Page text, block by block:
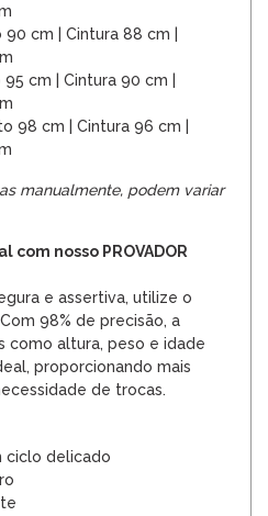
90 cm | Cintura 88 cm |
95 cm | Cintura 90 cm |
98 cm | Cintura 96 cm |
manualmente, podem variar
com nosso PROVADOR
e assertiva, utilize o
98% de precisão, a
como altura, peso e idade
proporcionando mais
de trocas.
ciclo delicado